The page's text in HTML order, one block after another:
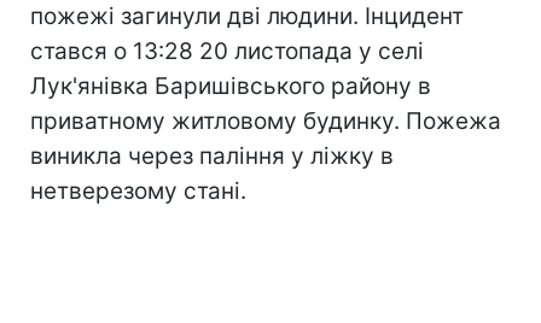
пожежі загинули дві людини. Інцидент
стався о 13:28 20 листопада у селі
Лук'янівка Баришівського району в
приватному житловому будинку. Пожежа
виникла через паління у ліжку в
нетверезому стані.